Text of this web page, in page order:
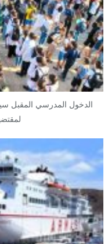
الدخول المدرسي المقبل